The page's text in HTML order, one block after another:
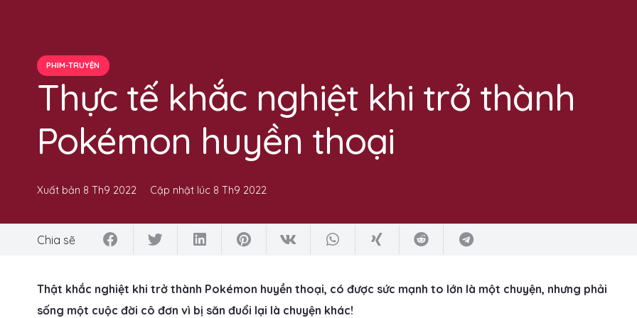
PHIM-TRUYỆN
Thực tế khắc nghiệt khi trở thành
Pokémon huyền thoại
Xuất bản 8 Th9 2022 Cập nhật lúc 8 Th9 2022
Chia sẽ
Thật khắc nghiệt khi trở thành Pokémon huyền thoại, có được sức mạnh to lớn là một chuyện, nhưng phải
sống một cuộc đời cô đơn vì bị săn đuổi lại là chuyện khác!